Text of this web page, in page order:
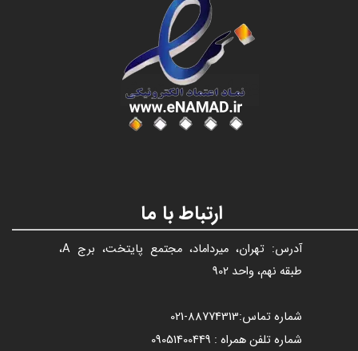
عنوان با فونت تیتر
آدرس: تهران، میرداماد، مجتمع پایتخت، برج A،
طبقه نهم، واحد 902
شماره تماس:88774313​​​​​​​
-021​​​​​​​
شماره تلفن همراه : 09051400449
ارتباط با ما